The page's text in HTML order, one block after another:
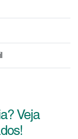
Veja